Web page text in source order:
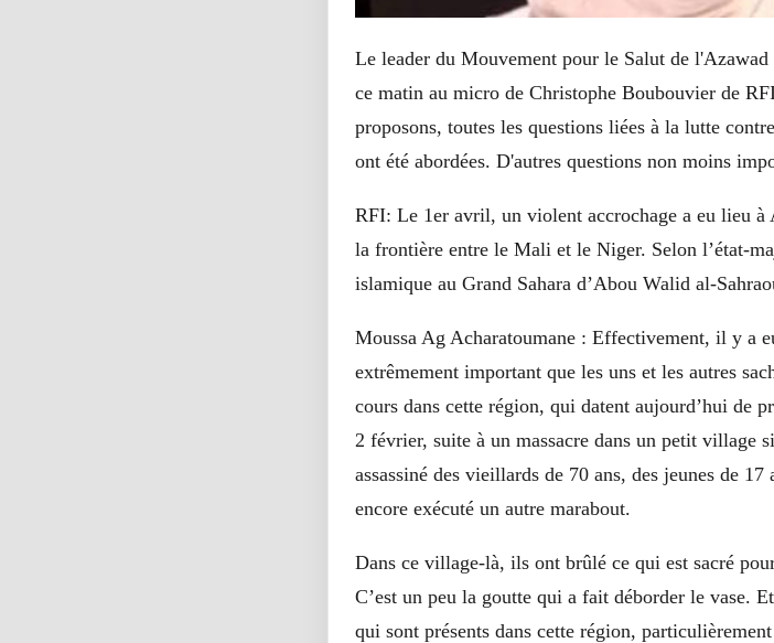
Le leader du Mouvement pour le Salut de
ce matin au micro de Christophe Boubouvier de
proposons, toutes les questions liées à la lutte
ont été abordées. D'autres questions non moins
RFI: Le 1er avril, un violent accrochage a eu lieu à
la frontière entre le Mali et le Niger. Selon l’état-
islamique au Grand Sahara d’Abou Walid al-
Moussa Ag Acharatoumane : Effectivement, il y a
extrêmement important que les uns et les autres
cours dans cette région, qui datent aujourd’hui de
2 février, suite à un massacre dans un petit village
assassiné des vieillards de 70 ans, des jeunes de
encore exécuté un autre marabout.
Dans ce village-là, ils ont brûlé ce qui est sacré
C’est un peu la goutte qui a fait déborder le vase.
qui sont présents dans cette région,